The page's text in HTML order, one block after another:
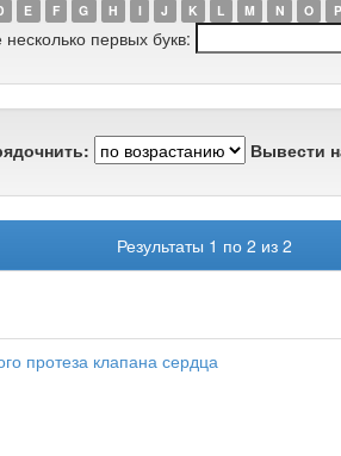
E F G H I J K L M N O P
несколько первых букв:
Вывести
Результаты 1 по 2 из 2
протеза клапана сердца